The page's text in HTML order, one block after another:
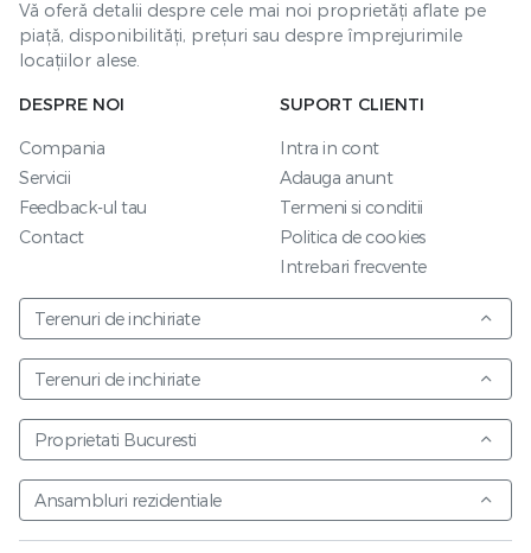
Vă oferă detalii despre cele mai noi proprietăți aflate pe
piață, disponibilități, prețuri sau despre împrejurimile
locațiilor alese.
DESPRE NOI
Compania
Servicii
Feedback-ul tau
Contact
SUPORT CLIENTI
Intra in cont
Adauga anunt
Termeni si conditii
Politica de cookies
Intrebari frecvente
Terenuri de inchiriate
Terenuri de inchiriate
Proprietati Bucuresti
Ansambluri rezidentiale